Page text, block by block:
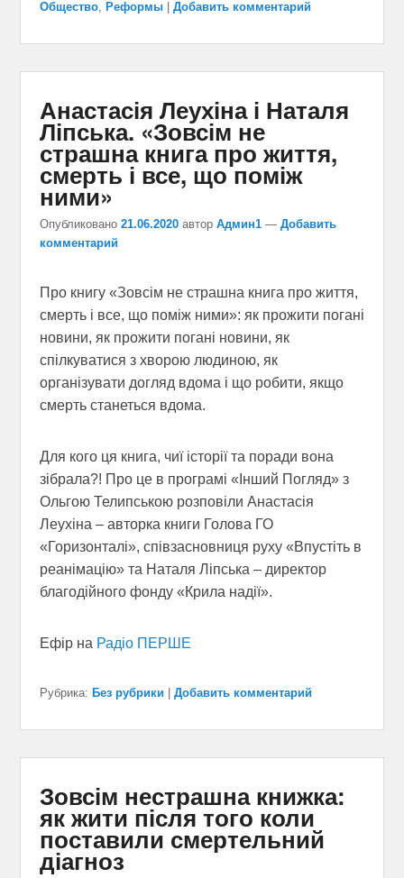
Общество, Реформы Добавить комментарий
Анастасія Леухіна і Наталя
Ліпська. «Зовсім не
страшна книга про життя,
смерть і все, що поміж
ними»
Опубликовано 21.06.2020 автор Админ1 — Добавить
комментарий
Про книгу «Зовсім не страшна книга про життя,
смерть і все, що поміж ними»: як прожити погані
новини, як прожити погані новини, як
спілкуватися з хворою людиною, як
організувати догляд вдома і що робити, якщо
смерть станеться вдома.
Для кого ця книга, чиї історії та поради вона
зібрала?! Про це в програмі «Інший Погляд» з
Ольгою Телипською розповіли Анастасія
Леухіна – авторка книги Голова ГО
«Горизонталі», співзасновниця руху «Впустіть в
реанімацію» та Наталя Ліпська – директор
благодійного фонду «Крила надії».
Ефір на Радіо ПЕРШЕ
Рубрика: Без рубрики Добавить комментарий
Зовсім нестрашна книжка:
як жити після того коли
поставили смертельний
діагноз